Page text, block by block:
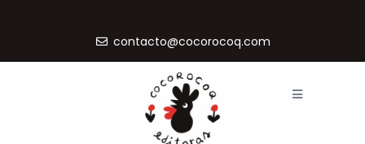
contacto@cocorocoq.com